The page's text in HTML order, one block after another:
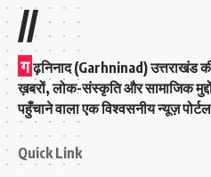
//
ग ढ़निनाद (Garhninad) उत्तराखंड
ख़बरों, लोक-संस्कृति और सामाजिक
पहुँचाने वाला एक विश्वसनीय न्यूज़
Quick Link